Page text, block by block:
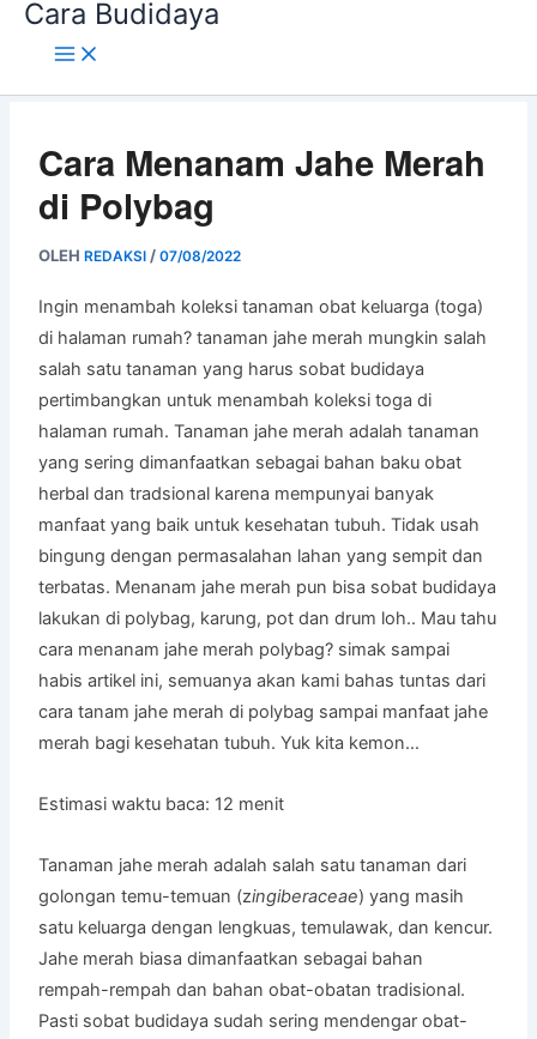
LewatiCara Budidaya
Cara Menanam Jahe Merah
di Polybag
OLEHREDAKSI/07/08/2022
Ingin menambah koleksi tanaman obat keluarga (toga)
di halaman rumah? tanaman jahe merah mungkin salah
salah satu tanaman yang harus sobat budidaya
pertimbangkan untuk menambah koleksi toga di
halaman rumah. Tanaman jahe merah adalah tanaman
yang sering dimanfaatkan sebagai bahan baku obat
herbal dan tradsional karena mempunyai banyak
manfaat yang baik untuk kesehatan tubuh. Tidak usah
bingung dengan permasalahan lahan yang sempit dan
terbatas. Menanam jahe merah pun bisa sobat budidaya
lakukan di polybag, karung, pot dan drum loh.. Mau tahu
cara menanam jahe merah polybag? simak sampai
habis artikel ini, semuanya akan kami bahas tuntas dari
cara tanam jahe merah di polybag sampai manfaat jahe
merah bagi kesehatan tubuh. Yuk kita kemon…
Estimasi waktu baca: 12 menit
Tanaman jahe merah adalah salah satu tanaman dari
golongan temu-temuan (zingiberaceae) yang masih
satu keluarga dengan lengkuas, temulawak, dan kencur.
Jahe merah biasa dimanfaatkan sebagai bahan
rempah-rempah dan bahan obat-obatan tradisional.
Pasti sobat budidaya sudah sering mendengar obat-